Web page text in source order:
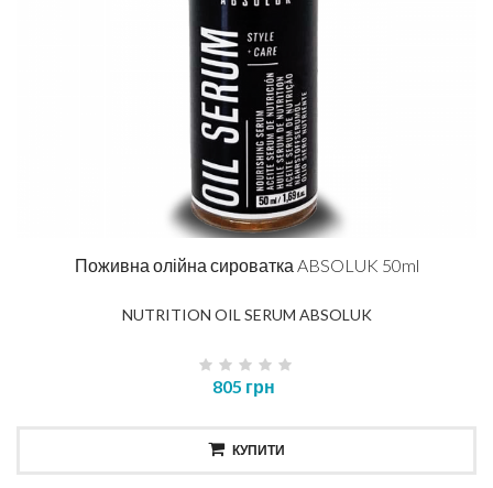
Поживна олійна сироватка ABSOLUK 50ml
NUTRITION OIL SERUM ABSOLUK
805 грн
КУПИТИ